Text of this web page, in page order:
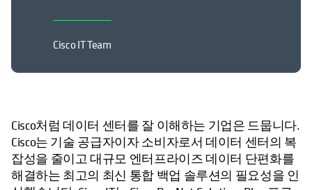
Cisco IT Team
Cisco처럼 데이터 센터를 잘 이해하는 기업은 드뭅니다.
Cisco는 기술 공급자이자 소비자로서 데이터 센터의 복
잡성을 줄이고 대규모 엔터프라이즈 데이터 단편화를
해결하는 최고의 최신 통합 백업 솔루션의 필요성을 인